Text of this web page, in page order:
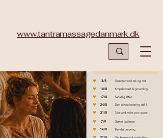
www.tantramassagedanmark.dk